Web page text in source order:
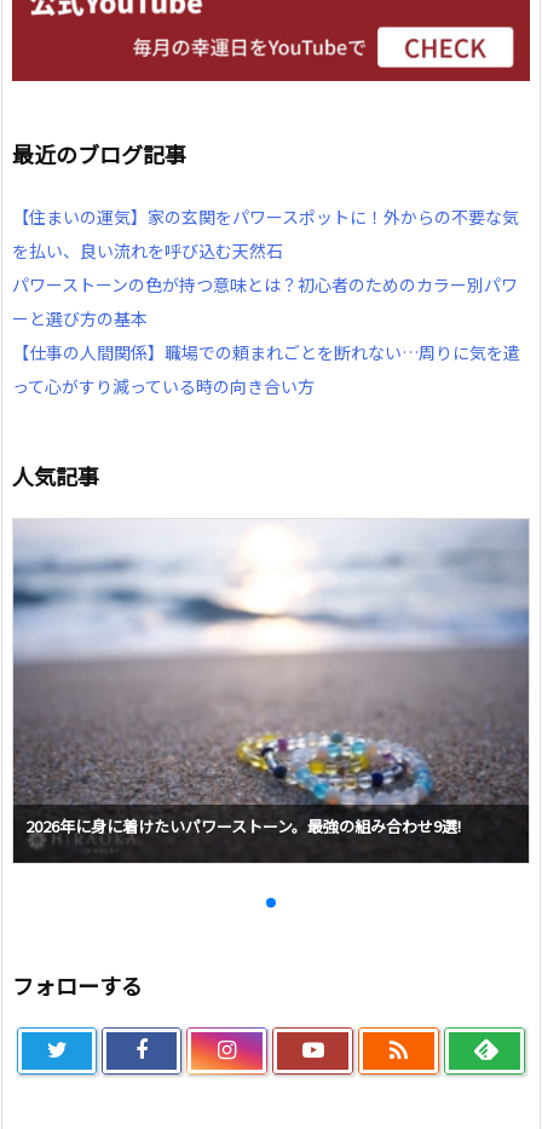
最近のブログ記事
【住まいの運気】家の玄関をパワースポットに！外からの不要な気
を払い、良い流れを呼び込む天然石
パワーストーンの色が持つ意味とは？初心者のためのカラー別パワ
ーと選び方の基本
【仕事の人間関係】職場での頼まれごとを断れない…周りに気を遣
って心がすり減っている時の向き合い方
人気記事
2026年に身に着けたいパワーストーン。最強の組み合わせ9選!
フォローする
